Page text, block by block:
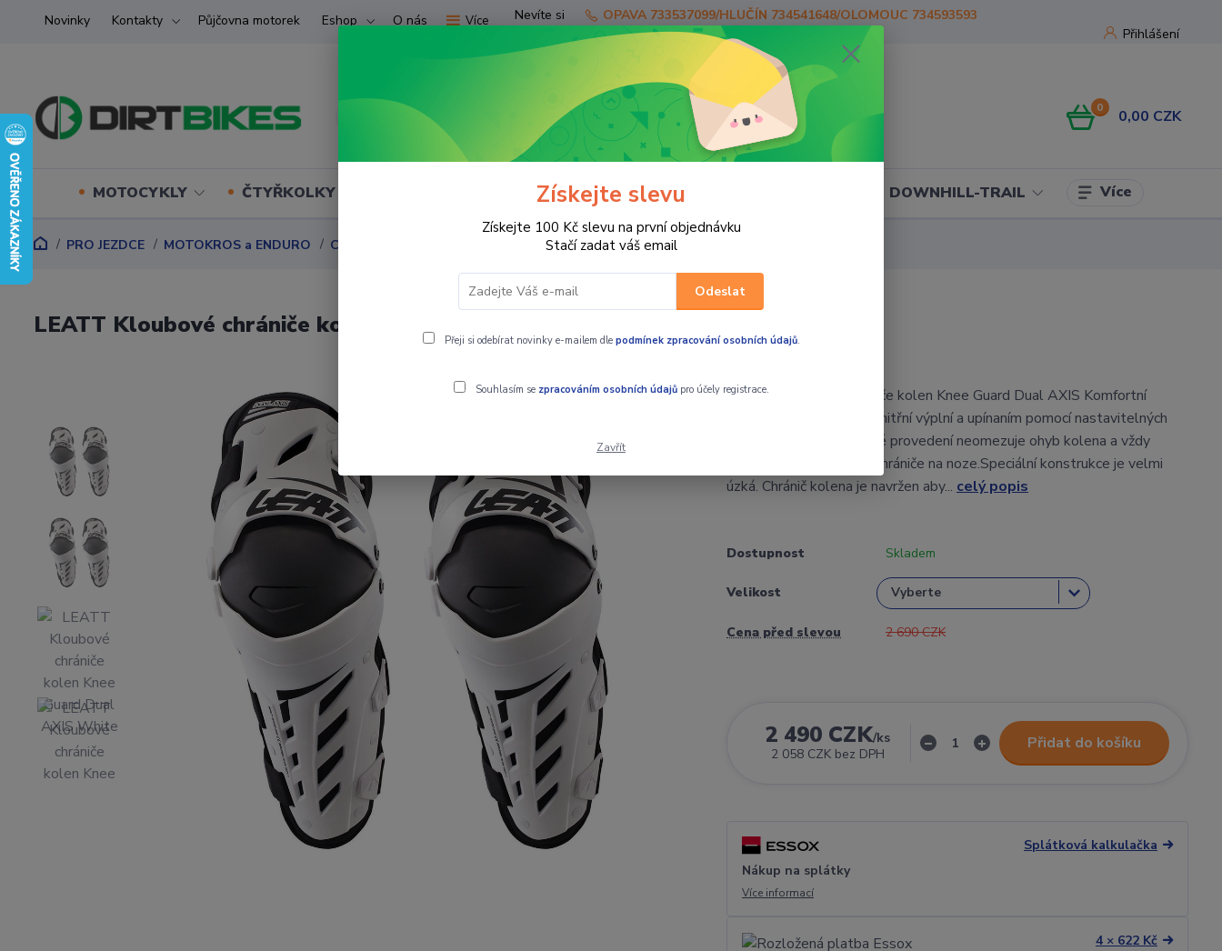
Novinky Kontakty Půjčovna motorek Eshop O nás Více
Přihlášení
Hledat
Nevíte si
rady?
Zavolejte.
OPAVA 733537099/HLUČÍN 734541648/OLOMOUC 734593593
0 0,00 CZK
MOTOCYKLY ČTYŘKOLKY (ATV) UTV SKÚTRY PRO JEZDCE DOWNHILL-TRAIL Více
PRO JEZDCE MOTOKROS a ENDURO CHRÁNIČE LEATT Kloubové chrániče kolen Knee Guard Dual AXIS White
LEATT Kloubové chrániče kolen Knee Guard Dual AXIS White
LEATT Kloubové chrániče kolen Knee Guard Dual AXIS Komfortní
odvětrané provedení s vnitřní výplní a upínaním pomocí nastavitelných
pružných pásků.Kloubové provedení neomezuje ohyb kolena a vždy
zajistí správnou polohu chrániče na noze.Speciální konstrukce je velmi
úzká. Chránič kolena je navržen aby... celý popis
Dostupnost Skladem
Velikost
Cena před slevou 2 690 CZK
2 490 CZK/ks
2 058 CZK bez DPH
Přidat do košíku
Splátková kalkulačka
Nákup na splátky
Více informací
4 × 622 Kč
Získejte slevu
Získejte 100 Kč slevu na první objednávku
Stačí zadat váš email
Odeslat
Přeji si odebírat novinky e-mailem dle podmínek zpracování osobních údajů.
Souhlasím se zpracováním osobních údajůpro účely registrace.
Zavřít